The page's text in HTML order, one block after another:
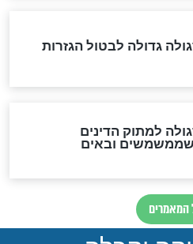
תהיה אפיקורסות
מאוד של
בוא המשיח יהיה
בתשובה?